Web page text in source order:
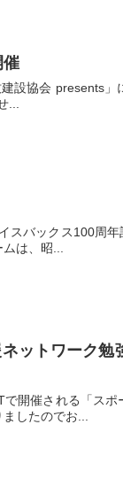
催
設協会 presents」
...
スバックス100周
は、昭...
トワーク勉
開催される「スポ
したのでお...